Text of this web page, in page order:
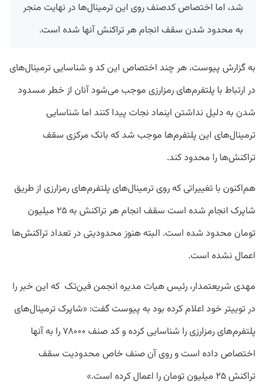
شد، اما اختصاص کدصنف روی این ترمینال‌ها در نهایت منجر
به محدود شدن سقف انجام هر تراکنش آنها شده است.
به گزارش پیوست، هر چند اختصاص این کد و شناسایی ترمینال‌های
در ارتباط با پلتفرم‌های رمزارزی موجب می‌شود آنان از خطر مسدود
شدن به دلیل نداشتن اینماد نجات پیدا کنند اما شناسایی
ترمینال‌های این پلتفرم‌ها موجب شد که بانک مرکزی سقف
تراکنش‌ها را محدود کند.
هم‌اکنون با تغییراتی که روی ترمینال‌های پلتفرم‌های رمزارزی از طریق
شاپرک انجام شده است سقف انجام هر تراکنش به ۲۵ میلیون
تومان محدود شده است. البته هنوز محدودیتی در تعداد تراکنش‌ها
اعمال نشده است.
مهدی شریعتمدار، رئیس هیات مدیره انجمن فین‌تک که این خبر را
در توییتر خود اعلام کرده بود به پیوست گفت: «شاپرک ترمینال‌های
پلتفرم‌های رمزارزی را شناسایی کرده و کد صنف ۷۸۰۰۰ را به آنها
اختصاص داده است و روی آن صنف خاص محدودیت سقف
تراکنش ۲۵ میلیون تومان را اعمال کرده است.»